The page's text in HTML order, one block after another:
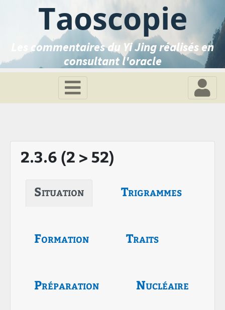
Taoscopie
Les commentaires du Yi Jing réalisés en
consultant l'oracle
2.3.6 (2 > 52)
Situation Trigrammes
Formation Traits
Préparation Nucléaire